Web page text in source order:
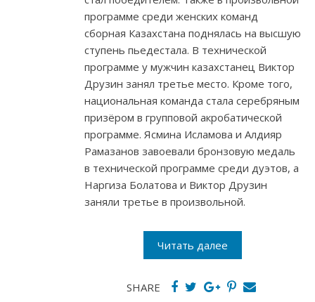
программе среди женских команд
сборная Казахстана поднялась на высшую
ступень пьедестала. В технической
программе у мужчин казахстанец Виктор
Друзин занял третье место. Кроме того,
национальная команда стала серебряным
призёром в групповой акробатической
программе. Ясмина Исламова и Алдияр
Рамазанов завоевали бронзовую медаль
в технической программе среди дуэтов, а
Наргиза Болатова и Виктор Друзин
заняли третье в произвольной.
Читать далее
SHARE